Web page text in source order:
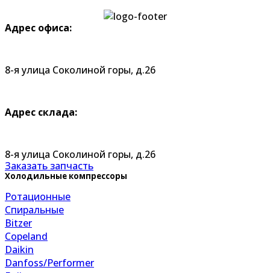
Адрес офиса:
8-я улица Соколиной горы, д.26
Адрес склада:
8-я улица Соколиной горы, д.26
Заказать запчасть
Холодильные компрессоры
Ротационные
Спиральные
Bitzer
Copeland
Daikin
Danfoss/Performer